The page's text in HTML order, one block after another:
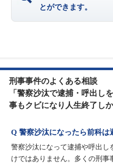
とができます。
刑事事件のよくある相談
「警察沙汰で逮捕・呼出し
事もクビになり人生終了しか
Q 警察沙汰になったら前科は
警察沙汰になって逮捕や呼出し
けではありません。多くの刑事